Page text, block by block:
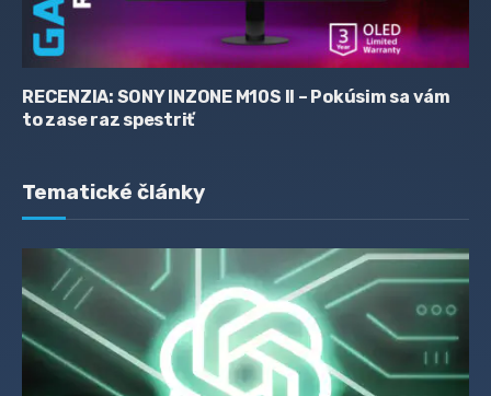
RECENZIA: SONY INZONE M10S II – Pokúsim sa vám
to zase raz spestriť
Tematické články